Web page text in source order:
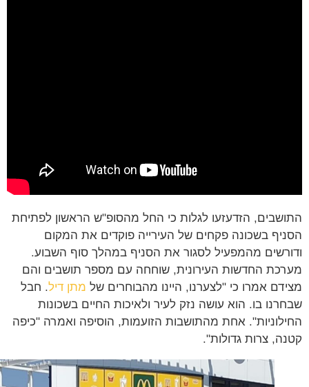
הזדעזעו לגלות כי החל מהסופ"ש הראשון לפתיחת
בשכונה פקחים של העירייה פוקדים את המקום
מהמפעיל לסגור את הסניף במהלך סוף השבוע.
החדשות העירונית, שוחחה עם מספר תושבים והם
אמרו כי "לצערנו, היינו מהבוחרים של מתן דיל. חבל
בו. הוא עושה נזק לעיר ולאיכות החיים בשכונות
אחת מהתושבות הזועמות, הוסיפה ואמרה "כיפה
צרות גדולות".